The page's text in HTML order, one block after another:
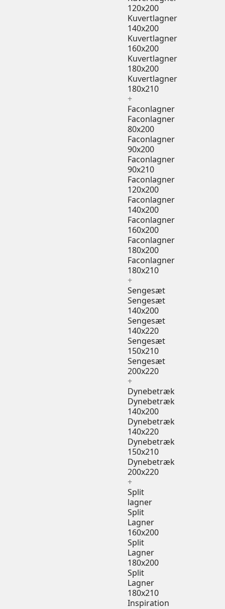
120x200
Kuvertlagner
140x200
Kuvertlagner
160x200
Kuvertlagner
180x200
Kuvertlagner
180x210
+
Faconlagner
Faconlagner
80x200
Faconlagner
90x200
Faconlagner
90x210
Faconlagner
120x200
Faconlagner
140x200
Faconlagner
160x200
Faconlagner
180x200
Faconlagner
180x210
+
Sengesæt
Sengesæt
140x200
Sengesæt
140x220
Sengesæt
150x210
Sengesæt
200x220
+
Dynebetræk
Dynebetræk
140x200
Dynebetræk
140x220
Dynebetræk
150x210
Dynebetræk
200x220
+
Split
lagner
Split
Lagner
160x200
Split
Lagner
180x200
Split
Lagner
180x210
Inspiration